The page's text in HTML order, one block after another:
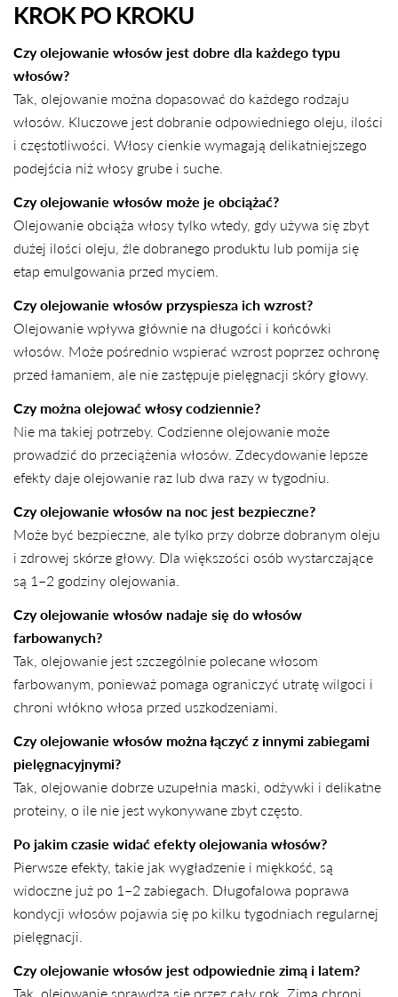
KROK PO KROKU
Czy olejowanie włosów jest dobre dla każdego typu
włosów?
Tak, olejowanie można dopasować do każdego rodzaju
włosów. Kluczowe jest dobranie odpowiedniego oleju, ilości
i częstotliwości. Włosy cienkie wymagają delikatniejszego
podejścia niż włosy grube i suche.
Czy olejowanie włosów może je obciążać?
Olejowanie obciąża włosy tylko wtedy, gdy używa się zbyt
dużej ilości oleju, źle dobranego produktu lub pomija się
etap emulgowania przed myciem.
Czy olejowanie włosów przyspiesza ich wzrost?
Olejowanie wpływa głównie na długości i końcówki
włosów. Może pośrednio wspierać wzrost poprzez ochronę
przed łamaniem, ale nie zastępuje pielęgnacji skóry głowy.
Czy można olejować włosy codziennie?
Nie ma takiej potrzeby. Codzienne olejowanie może
prowadzić do przeciążenia włosów. Zdecydowanie lepsze
efekty daje olejowanie raz lub dwa razy w tygodniu.
Czy olejowanie włosów na noc jest bezpieczne?
Może być bezpieczne, ale tylko przy dobrze dobranym oleju
i zdrowej skórze głowy. Dla większości osób wystarczające
są 1–2 godziny olejowania.
Czy olejowanie włosów nadaje się do włosów
farbowanych?
Tak, olejowanie jest szczególnie polecane włosom
farbowanym, ponieważ pomaga ograniczyć utratę wilgoci i
chroni włókno włosa przed uszkodzeniami.
Czy olejowanie włosów można łączyć z innymi zabiegami
pielęgnacyjnymi?
Tak, olejowanie dobrze uzupełnia maski, odżywki i delikatne
proteiny, o ile nie jest wykonywane zbyt często.
Po jakim czasie widać efekty olejowania włosów?
Pierwsze efekty, takie jak wygładzenie i miękkość, są
widoczne już po 1–2 zabiegach. Długofalowa poprawa
kondycji włosów pojawia się po kilku tygodniach regularnej
pielęgnacji.
Czy olejowanie włosów jest odpowiednie zimą i latem?
Tak, olejowanie sprawdza się przez cały rok. Zimą chroni
UDOSTĘPNIJ TEN ARTYKUŁ
Kopiuj
Udostępnij
Facebooku
Udostępnij
X
Przypnij
Pintereście